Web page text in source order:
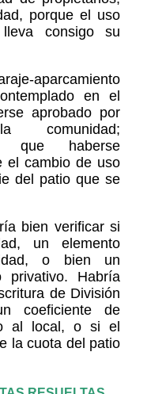
porque el uso
consigo su
aparcamiento
en el
aprobado por
comunidad;
que haberse
el cambio de uso
del patio que se
bien verificar si
un elemento
o bien un
privativo. Habría
de División
coeficiente de
al local, o si el
la cuota del patio